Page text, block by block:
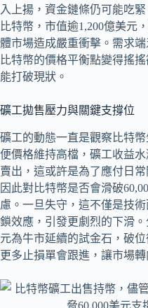
入上揚，資金鏈條仍可能吃
比特幣，市值逾1,200億美元
體市場造成嚴重衝擊。需求
比特幣的價格平衡點變得搖
能打破現狀。
礦工拋售壓力與關鍵支撐位
礦工的動態一直是觀察比特
便價格維持高檔，礦工收益
賣出，這或許是為了應付日
因此對比特幣是否會滑破
慮。一旦失守，這不僅是技
鎖效應，引發更劇烈的下滑
元為牛市延續的試金石，破
更多止損單會跟進，讓市場轉